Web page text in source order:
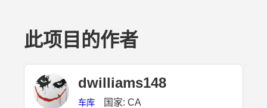
此项目的作者
dwilliams148
车库 国家: CA